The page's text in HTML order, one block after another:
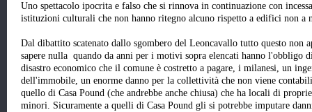
Uno spettacolo ipocrita e falso che si rinnova in continuazione con
istituzioni culturali che non hanno ritegno alcuno rispetto a edifici non
Dal dibattito scatenato dallo sgombero del Leoncavallo tutto questo non
sapere nulla quando da anni per i motivi sopra elencati hanno l'obbligo
disastro economico che il comune è costretto a pagare, i milanesi, un
dell'immobile, un enorme danno per la collettività che non viene
quello di Casa Pound (che andrebbe anche chiusa) che ha locali di
minori. Sicuramente a quelli di Casa Pound gli si potrebbe imputare